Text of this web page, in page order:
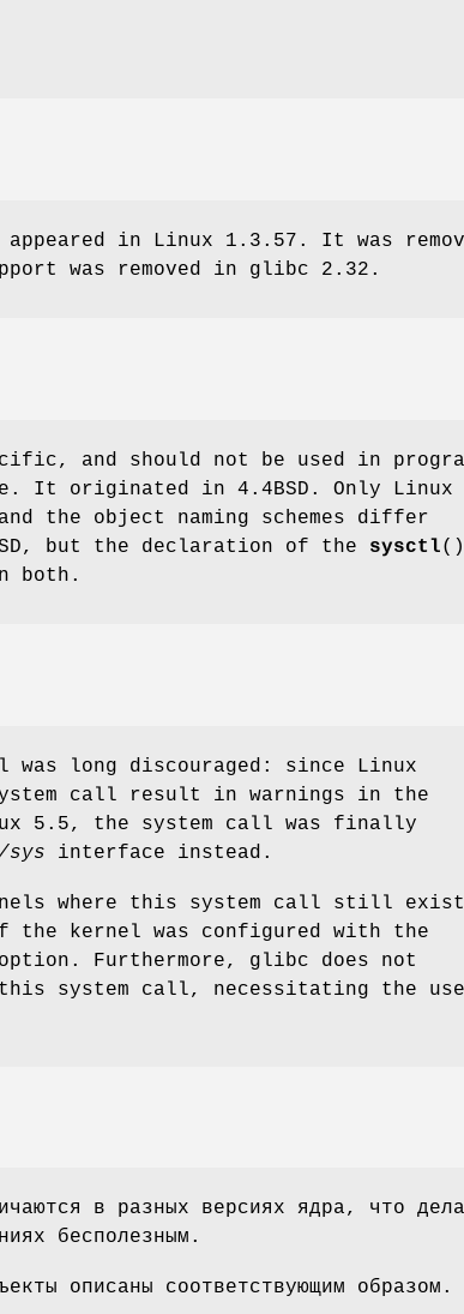
in Linux 1.3.57. It was
was removed in glibc 2.32.
and should not be used in
It originated in 4.4BSD. Only Linux
the object naming schemes differ
but the declaration of the sysctl()
both.
long discouraged: since Linux
call result in warnings in the
5.5, the system call was finally
sys interface instead.
where this system call still
kernel was configured with the
Furthermore, glibc does not
system call, necessitating the
в разных версиях ядра, что
бесполезным.
описаны соответствующим образом.